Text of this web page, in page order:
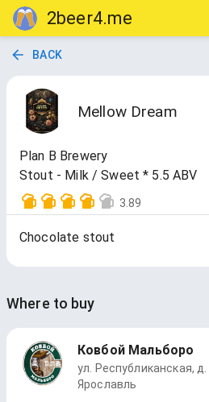
2beer4.me
BACK
Mellow Dream
Plan B Brewery
Stout - Milk / Sweet * 5.5 ABV
3.89
Chocolate stout
Where to buy
Ковбой Мальборо
ул. Республиканская,
Ярославль